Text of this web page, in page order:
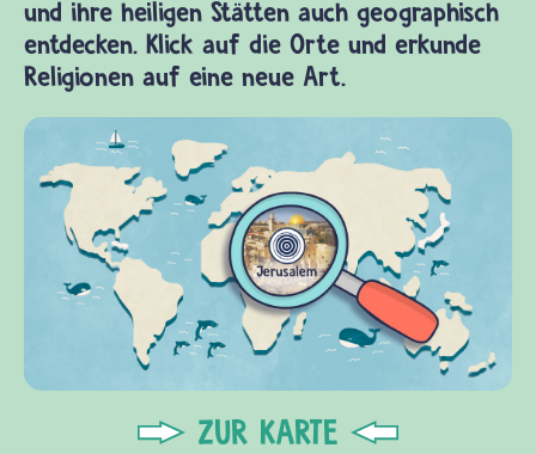
und ihre heiligen Stätten auch geographisch
entdecken. Klick auf die Orte und erkunde
Religionen auf eine neue Art.
ZUR KARTE